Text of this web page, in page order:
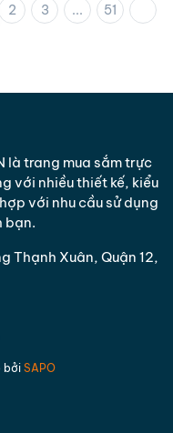
2 3 ... 51
là trang mua sắm trực
với nhiều thiết kế, kiểu
với nhu cầu sử dụng
bạn.
Thạnh Xuân, Quận 12,
bởiSAPO